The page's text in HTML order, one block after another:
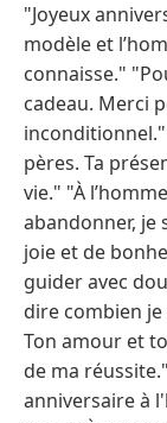
"Joyeux
modèle et
connaisse."
cadeau. Merci
pères. Ta
vie." "À
abandonner, je
joie et de
guider avec
dire combien je
Ton amour et
de ma
anniversaire à